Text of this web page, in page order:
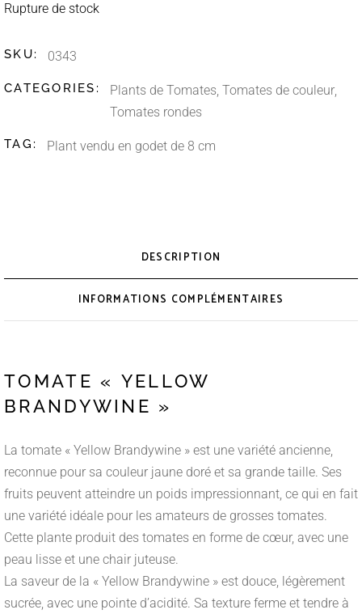
Rupture de stock
SKU: 0343
CATEGORIES: Plants de Tomates, Tomates de couleur,
Tomates rondes
TAG: Plant vendu en godet de 8 cm
DESCRIPTION
INFORMATIONS COMPLÉMENTAIRES
TOMATE « YELLOW
BRANDYWINE »
La tomate « Yellow Brandywine » est une variété ancienne,
reconnue pour sa couleur jaune doré et sa grande taille. Ses
fruits peuvent atteindre un poids impressionnant, ce qui en fait
une variété idéale pour les amateurs de grosses tomates.
Cette plante produit des tomates en forme de cœur, avec une
peau lisse et une chair juteuse.
La saveur de la « Yellow Brandywine » est douce, légèrement
sucrée, avec une pointe d’acidité. Sa texture ferme et tendre à